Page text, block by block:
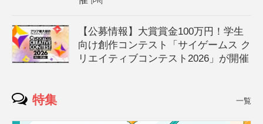
【公募情報】大賞賞金100万円！学生
向け創作コンテスト「サイゲームス ク
リエイティブコンテスト2026」が開催
特集 一覧